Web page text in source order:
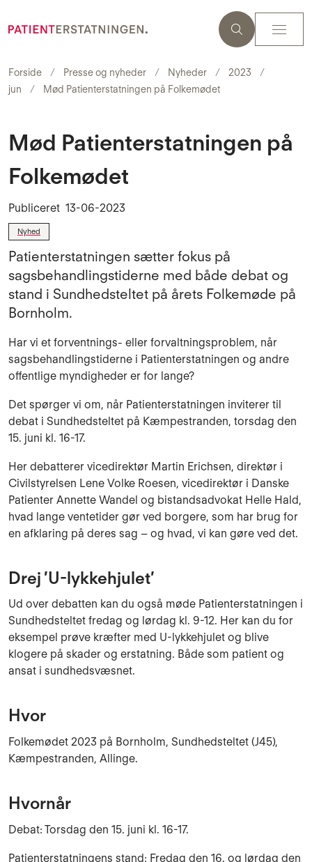
Forside Presse og nyheder Nyheder
2023
jun
Mød Patienterstatningen på Folkemødet
Mød Patienterstatningen på
Folkemødet
Publiceret 13-06-2023
Nyhed
Patienterstatningen sætter fokus på
sagsbehandlingstiderne med både debat og
stand i Sundhedsteltet på årets Folkemøde på
Bornholm.
Har vi et forventnings- eller forvaltningsproblem, når
sagsbehandlingstiderne i Patienterstatningen og andre
offentlige myndigheder er for lange?
Det spørger vi om, når Patienterstatningen inviterer til
debat i Sundhedsteltet på Kæmpestranden, torsdag den
15. juni kl. 16-17.
Her debatterer vicedirektør Martin Erichsen, direktør i
Civilstyrelsen Lene Volke Roesen, vicedirektør i Danske
Patienter Annette Wandel og bistandsadvokat Helle Hald,
hvad lange ventetider gør ved borgere, som har brug for
en afklaring på deres sag – og hvad, vi kan gøre ved det.
Drej ’U-lykkehjulet’
Ud over debatten kan du også møde Patienterstatningen i
Sundhedsteltet fredag og lørdag kl. 9-12. Her kan du for
eksempel prøve kræfter med U-lykkehjulet og blive
klogere på skader og erstatning. Både som patient og
ansat i sundhedsvæsnet.
Hvor
Folkemødet 2023 på Bornholm, Sundhedsteltet (J45),
Kæmpestranden, Allinge.
Hvornår
Debat: Torsdag den 15. juni kl. 16-17.
Patienterstatningens stand: Fredag den 16. og lørdag den